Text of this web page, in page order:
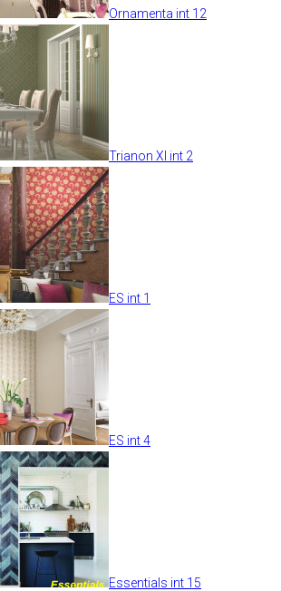
Ornamenta int 12
Trianon XI int 2
ES int 1
ES int 4
Essentials int 15